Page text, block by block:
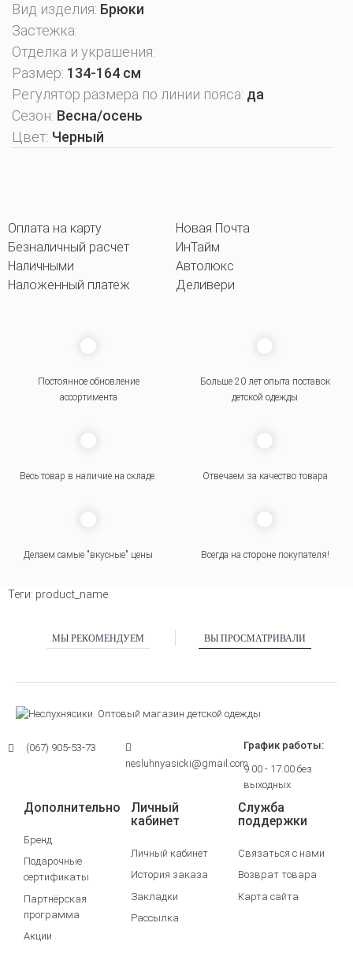
Вид изделия: Брюки
Застежка:
Отделка и украшения:
Размер: 134-164 см
Регулятор размера по линии пояса: да
Сезон: Весна/осень
Цвет: Черный
Оплата на карту
Безналичный расчет
Наличными
Наложенный платеж
Новая Почта
ИнТайм
Автолюкс
Деливери
Постоянное обновление
ассортимента
Больше 20 лет опыта поставок
детской одежды
Весь товар в наличие на складе. Отвечаем за качество товара
Делаем самые "вкусные" цены Всегда на стороне покупателя!
Теги: product_name
МЫ РЕКОМЕНДУЕМ ВЫ ПРОСМАТРИВАЛИ
(067) 905-53-73
nesluhnyasicki@gmail.com
График работы:
9.00 - 17.00 без
выходных
Дополнительно
Бренд
Подарочные
сертификаты
Партнёрская
программа
Акции
Личный
кабинет
Личный кабинет
История заказа
Закладки
Рассылка
Служба
поддержки
Связаться с нами
Возврат товара
Карта сайта